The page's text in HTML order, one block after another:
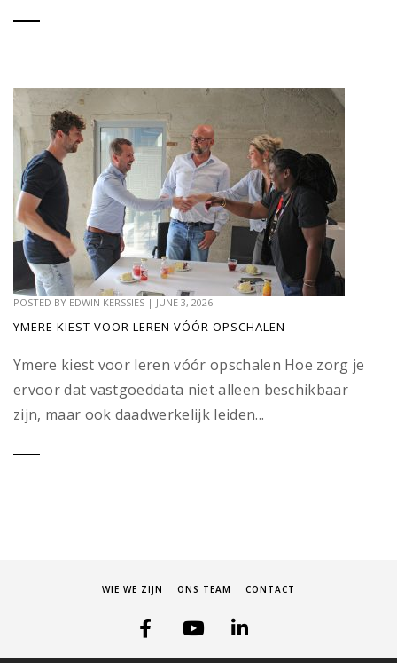
POSTED BY EDWIN KERSSIES | JUNE 3, 2026
YMERE KIEST VOOR LEREN VÓÓR OPSCHALEN
Ymere kiest voor leren vóór opschalen Hoe zorg je
ervoor dat vastgoeddata niet alleen beschikbaar
zijn, maar ook daadwerkelijk leiden...
WIE WE ZIJN ONS TEAM CONTACT